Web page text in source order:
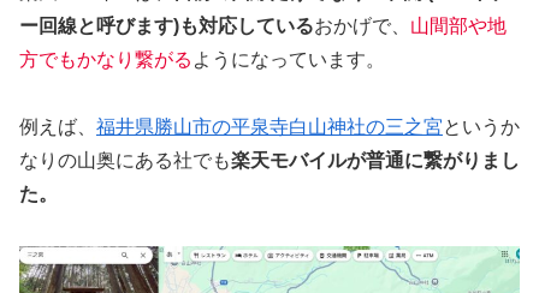
ー回線と呼びます)も対応しているおかげで、 山間部や地
方でもかなり繋がる ようになっています。
例えば、 福井県勝山市の平泉寺白山神社の三之宮というか
なりの山奥にある社でも楽天モバイルが普通に繋がりまし
た。